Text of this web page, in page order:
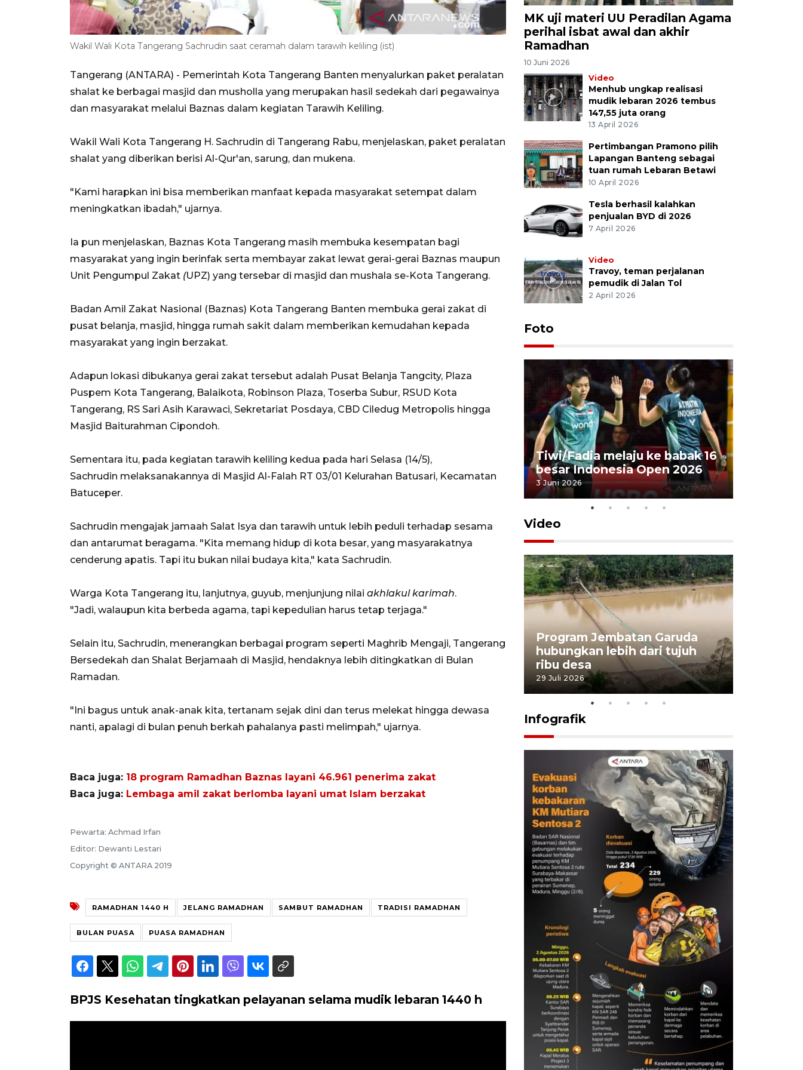
Wakil Wali Kota Tangerang Sachrudin saat ceramah dalam tarawih keliling (ist)
Tangerang (ANTARA) - Pemerintah Kota Tangerang Banten menyalurkan paket peralatan
shalat ke berbagai masjid dan musholla yang merupakan hasil sedekah dari pegawainya
dan masyarakat melalui Baznas dalam kegiatan Tarawih Keliling.
Wakil Wali Kota Tangerang H. Sachrudin di Tangerang Rabu, menjelaskan, paket peralatan
shalat yang diberikan berisi Al-Qur'an, sarung, dan mukena.
"Kami harapkan ini bisa memberikan manfaat kepada masyarakat setempat dalam
meningkatkan ibadah," ujarnya.
Ia pun menjelaskan, Baznas Kota Tangerang masih membuka kesempatan bagi
masyarakat yang ingin berinfak serta membayar zakat lewat gerai-gerai Baznas maupun
Unit Pengumpul Zakat (UPZ) yang tersebar di masjid dan mushala se-Kota Tangerang.
Badan Amil Zakat Nasional (Baznas) Kota Tangerang Banten membuka gerai zakat di
pusat belanja, masjid, hingga rumah sakit dalam memberikan kemudahan kepada
masyarakat yang ingin berzakat.
Adapun lokasi dibukanya gerai zakat tersebut adalah Pusat Belanja Tangcity, Plaza
Puspem Kota Tangerang, Balaikota, Robinson Plaza, Toserba Subur, RSUD Kota
Tangerang, RS Sari Asih Karawaci, Sekretariat Posdaya, CBD Ciledug Metropolis hingga
Masjid Baiturahman Cipondoh.
Sementara itu, pada kegiatan tarawih keliling kedua pada hari Selasa (14/5),
Sachrudin melaksanakannya di Masjid Al-Falah RT 03/01 Kelurahan Batusari, Kecamatan
Batuceper.
Sachrudin mengajak jamaah Salat Isya dan tarawih untuk lebih peduli terhadap sesama
dan antarumat beragama. "Kita memang hidup di kota besar, yang masyarakatnya
cenderung apatis. Tapi itu bukan nilai budaya kita," kata Sachrudin.
Warga Kota Tangerang itu, lanjutnya, guyub, menjunjung nilai akhlakul karimah.
"Jadi, walaupun kita berbeda agama, tapi kepedulian harus tetap terjaga."
Selain itu, Sachrudin, menerangkan berbagai program seperti Maghrib Mengaji, Tangerang
Bersedekah dan Shalat Berjamaah di Masjid, hendaknya lebih ditingkatkan di Bulan
Ramadan.
"Ini bagus untuk anak-anak kita, tertanam sejak dini dan terus melekat hingga dewasa
nanti, apalagi di bulan penuh berkah pahalanya pasti melimpah," ujarnya.
Baca juga: 18 program Ramadhan Baznas layani 46.961 penerima zakat
Baca juga: Lembaga amil zakat berlomba layani umat Islam berzakat
Pewarta: Achmad Irfan
Editor: Dewanti Lestari
Copyright © ANTARA 2019
RAMADHAN 1440 H JELANG RAMADHAN SAMBUT RAMADHAN TRADISI RAMADHAN
BULAN PUASA PUASA RAMADHAN
BPJS Kesehatan tingkatkan pelayanan selama mudik lebaran 1440 h
MK uji materi UU Peradilan Agama
perihal isbat awal dan akhir
Ramadhan
10 Juni 2026
Video
Menhub ungkap realisasi
mudik lebaran 2026 tembus
147,55 juta orang
13 April 2026
Pertimbangan Pramono pilih
Lapangan Banteng sebagai
tuan rumah Lebaran Betawi
10 April 2026
Tesla berhasil kalahkan
penjualan BYD di 2026
7 April 2026
Video
Travoy, teman perjalanan
pemudik di Jalan Tol
2 April 2026
Foto
upaya pelestarian budaya di
Ibu Kota
11 April 2026
Tiwi/Fadia melaju ke babak 16
besar Indonesia Open 2026
3 Juni 2026
Video
Gabung Persebaya, striker
timnas Ramadhan Sananta
kembali asah naluri
Program Jembatan Garuda
hubungkan lebih dari tujuh
ribu desa
29 Juli 2026
Infografik